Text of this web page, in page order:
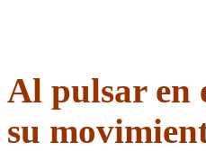
Al pulsar en
su